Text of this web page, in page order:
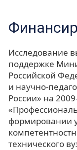
Исследование
поддержке
Российской
и научно-
России» на
формировании
технического